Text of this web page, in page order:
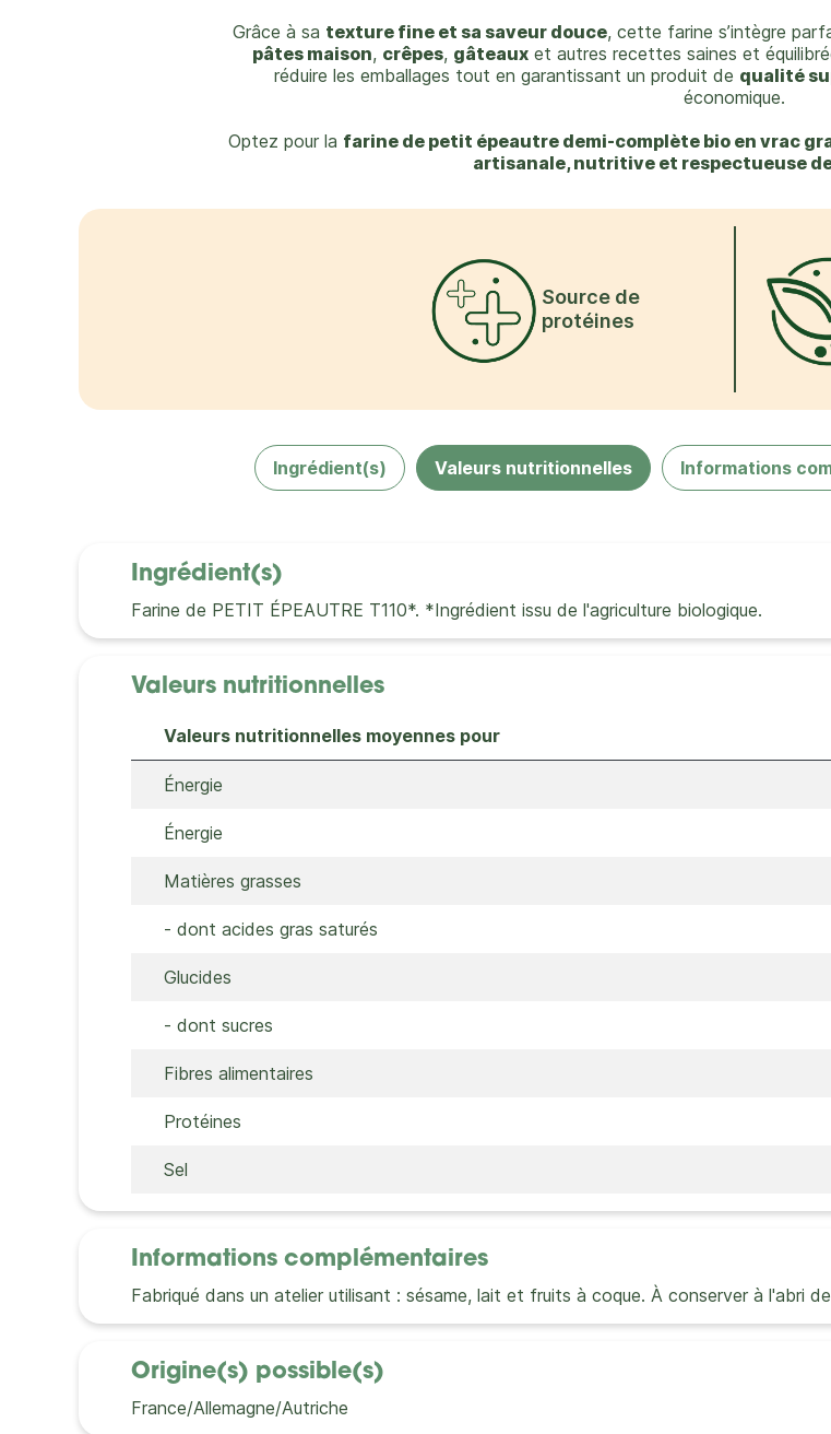
Grâce à sa texture fine et sa saveur douce, cette farine s’intègre
pâtes maison, crêpes, gâteaux et autres recettes saines et
réduire les emballages tout en garantissant un produit de qualité
économique.
Optez pour la farine de petit épeautre demi-complète bio en vrac
artisanale, nutritive et respectueuse
Source de
protéines
Ingrédient(s) Valeurs nutritionnelles Informations
Ingrédient(s)
Farine de PETIT ÉPEAUTRE T110*. *Ingrédient issu de l'agriculture biologique.
Valeurs nutritionnelles
Valeurs nutritionnelles moyennes pour
Énergie
Énergie
Matières grasses
- dont acides gras saturés
Glucides
- dont sucres
Fibres alimentaires
Protéines
Sel
Informations complémentaires
Fabriqué dans un atelier utilisant : sésame, lait et fruits à coque. À conserver à l'abri
Origine(s) possible(s)
France/Allemagne/Autriche